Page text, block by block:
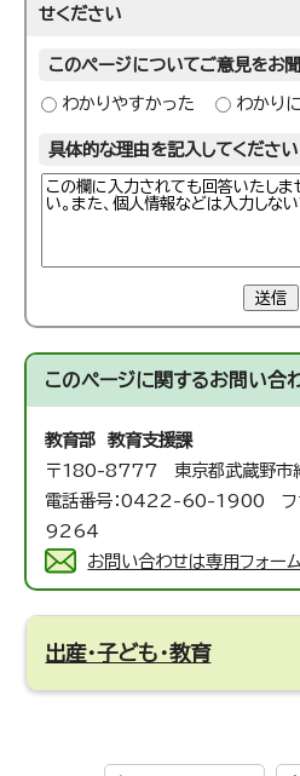
せください
このページについてご意見をお
わかりやすかった わかり
具体的な理由を記入してください
送信
このページに関するお問い合
教育部 教育支援課
〒180-8777 東京都武蔵野
電話番号：0422-60-1900 フ
9264
お問い合わせは専用フォー
出産・子ども・教育